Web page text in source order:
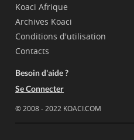
Koaci Afrique
Archives Koaci
Conditions d'utilisation
Contacts
Besoin d'aide ?
Se Connecter
© 2008 - 2022 KOACI.COM